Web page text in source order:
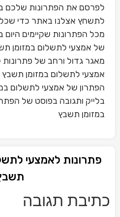
לפרסם את הפתרונות שלכם
לתשחץ אצלנו באתר כדי
מכל הפתרונות שקיימים היום
של אמצעי לתשלום במזומן
מאגר גדול ורחב של פתרונות
אמצעי לתשלום במזומן
הפתרון של אמצעי לתשלום
בלייק ותגובה בפוסט של
במזומן תשבץ
פתרונות לאמצעי
כתיבת תגובה